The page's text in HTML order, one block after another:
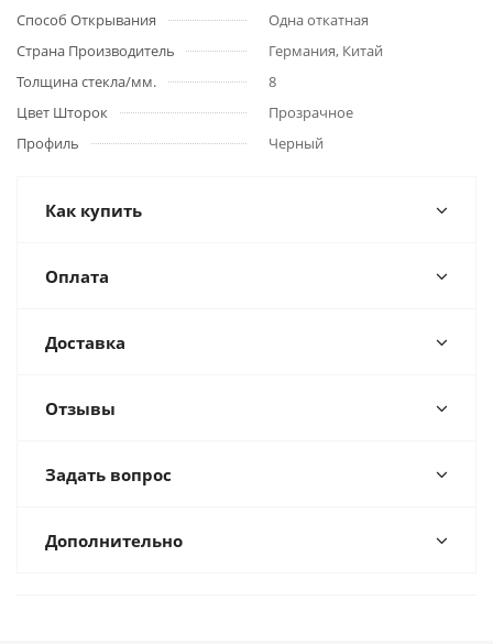
Способ Открывания
Одна откатная
Страна Производитель
Германия, Китай
Толщина стекла/мм.
8
Цвет Шторок
Прозрачное
Профиль
Черный
Как купить
Оплата
Доставка
Отзывы
Задать вопрос
Дополнительно